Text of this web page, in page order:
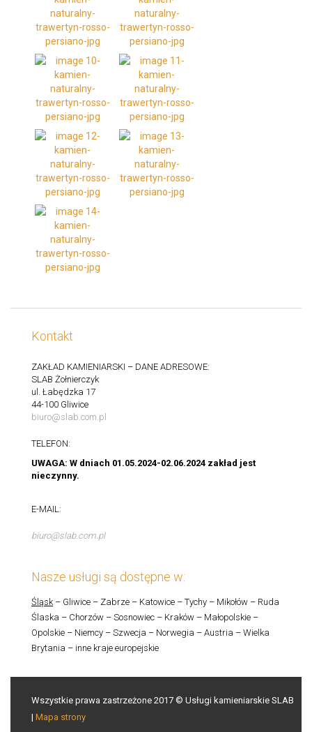
Kontakt
ZAKŁAD KAMIENIARSKI – DANE ADRESOWE:
SLAB Żołnierczyk
ul. Łabędzka 17
44-100 Gliwice
biuro@slab.com.pl
TELEFON:
UWAGA: W dniach 01.05.2024-02.06.2024 zakład jest
nieczynny.
E-MAIL:
biuro@slab.com.pl
Nasze usługi są dostępne w:
Śląsk – Gliwice – Zabrze – Katowice – Tychy – Mikołów – Ruda
Ślaska – Chorzów – Sosnowiec – Kraków – Małopolskie –
Opolskie – Niemcy – Szwecja – Norwegia – Austria – Wielka
Brytania – inne kraje europejskie
Wszystkie prawa zastrzeżone 2017 © Usługi kamieniarskie SLAB
| Mapa strony